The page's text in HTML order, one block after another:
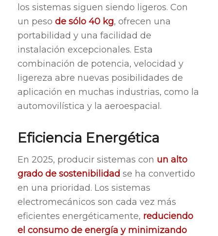
los sistemas siguen siendo ligeros. Con
un peso de sólo 40 kg, ofrecen una
portabilidad y una facilidad de
instalación excepcionales. Esta
combinación de potencia, velocidad y
ligereza abre nuevas posibilidades de
aplicación en muchas industrias, como la
automovilística y la aeroespacial.
Eficiencia Energética
En 2025, producir sistemas con un alto
grado de sostenibilidad se ha convertido
en una prioridad. Los sistemas
electromecánicos son cada vez más
eficientes energéticamente, reduciendo
el consumo de energía y minimizando